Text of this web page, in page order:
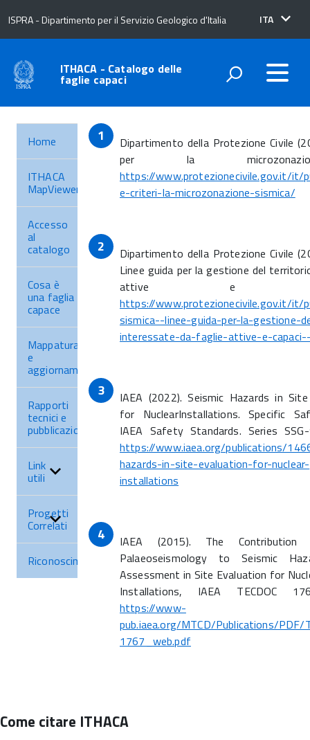
ISPRA - Dipartimento per il Servizio Geologico d'Italia lingua
ITA
ITHACA - Catalogo delle
faglie capaci
Home
ITHACA
MapViewer
Accesso
al
catalogo
Cosa è
una faglia
capace
Mappatura
e
aggiornamenti
Rapporti
tecnici e
pubblicazioni
Link
utili
Progetti
Correlati
Riconoscimenti
Dipartimento della Protezione Civile
per la
https://www.protezionecivile.gov.it/it/
e-criteri-la-microzonazione-sismica/
Dipartimento della Protezione Civile
Linee guida per la gestione del
attive e
https://www.protezionecivile.gov.it/it/
sismica--linee-guida-per-la-gestione-
interessate-da-faglie-attive-e-
IAEA (2022). Seismic Hazards in
for NuclearInstallations. Specific
IAEA Safety Standards. Series
https://www.iaea.org/publications/
hazards-in-site-evaluation-for-nuclear-
installations
IAEA (2015). The
Palaeoseismology to Seismic
Assessment in Site Evaluation for
Installations, IAEA TECDOC
https://www-
pub.iaea.org/MTCD/Publications/PDF/
1767_web.pdf
Come citare ITHACA